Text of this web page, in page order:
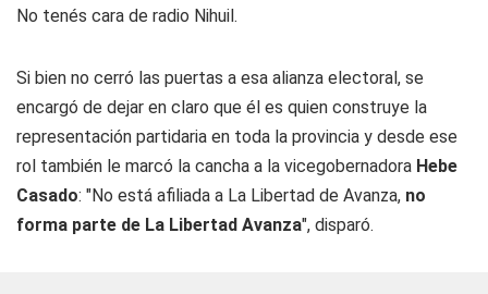
No tenés cara de radio Nihuil.
Si bien no cerró las puertas a esa alianza electoral, se
encargó de dejar en claro que él es quien construye la
representación partidaria en toda la provincia y desde ese
rol también le marcó la cancha a la vicegobernadora Hebe
Casado: "No está afiliada a La Libertad de Avanza, no
forma parte de La Libertad Avanza", disparó.